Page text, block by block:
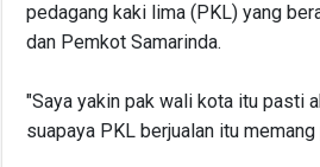
pedagang kaki lima (PKL) yang
dan Pemkot Samarinda.
"Saya yakin pak wali kota itu pasti
suapaya PKL berjualan itu